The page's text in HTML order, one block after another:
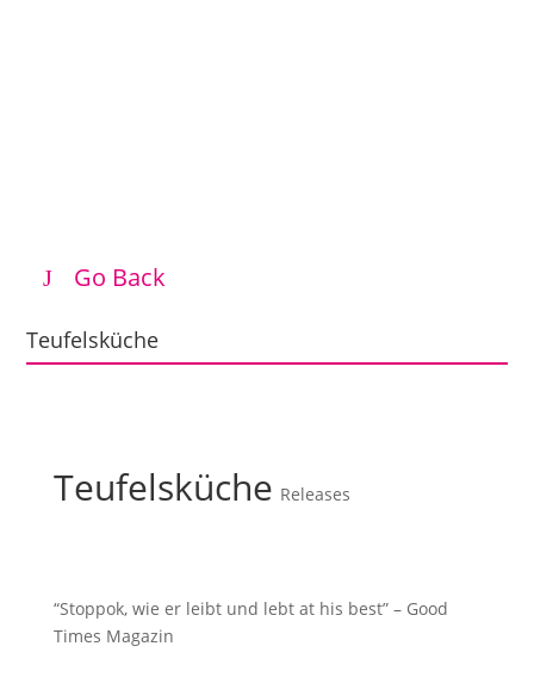
Go Back
Teufelsküche
Teufelsküche Releases
“Stoppok, wie er leibt und lebt at his best” – Good
Times Magazin